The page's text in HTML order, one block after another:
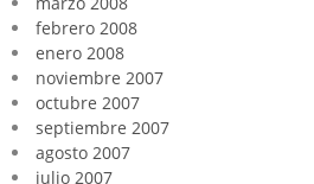
febrero 2008
enero 2008
noviembre 2007
octubre 2007
septiembre 2007
agosto 2007
julio 2007